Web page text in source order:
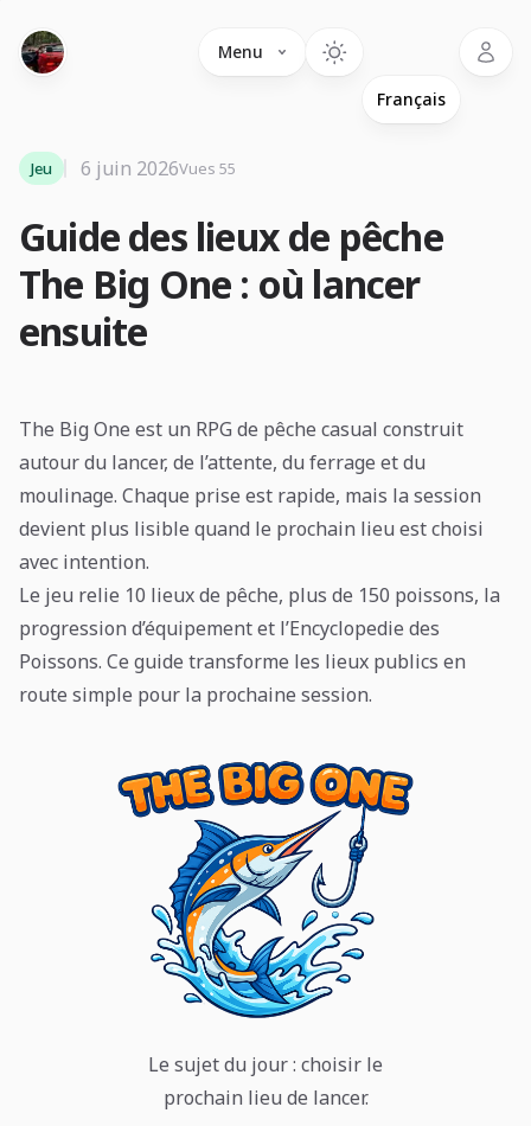
Menu
Guide des lieux de pêche
The Big One : où lancer
ensuite
Jeu 6 juin 2026Vues 55
The Big One est un RPG de pêche casual construit
autour du lancer, de l’attente, du ferrage et du
moulinage. Chaque prise est rapide, mais la session
devient plus lisible quand le prochain lieu est choisi
avec intention.
Le jeu relie 10 lieux de pêche, plus de 150 poissons, la
progression d’équipement et l’Encyclopedie des
Poissons. Ce guide transforme les lieux publics en
route simple pour la prochaine session.
Le sujet du jour : choisir le
prochain lieu de lancer.